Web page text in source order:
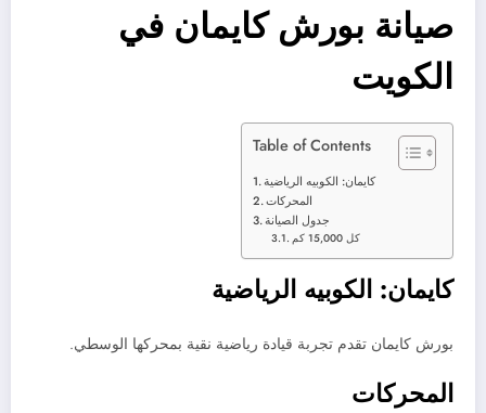
صيانة بورش كايمان في
الكويت
Table of Contents
كايمان: الكوبيه الرياضية
المحركات
جدول الصيانة
كل 15,000 كم
كايمان: الكوبيه الرياضية
بورش كايمان تقدم تجربة قيادة رياضية نقية بمحركها الوسطي.
المحركات